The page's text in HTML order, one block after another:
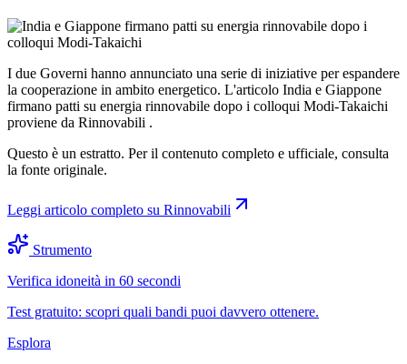
I due Governi hanno annunciato una serie di iniziative per espandere
la cooperazione in ambito energetico. L'articolo India e Giappone
firmano patti su energia rinnovabile dopo i colloqui Modi-Takaichi
proviene da Rinnovabili .
Questo è un estratto. Per il contenuto completo e ufficiale, consulta
la fonte originale.
Leggi articolo completo su Rinnovabili
Strumento
Verifica idoneità in 60 secondi
Test gratuito: scopri quali bandi puoi davvero ottenere.
Esplora